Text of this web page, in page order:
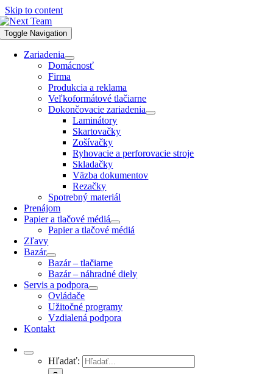
Skip to content
Toggle Navigation
Zariadenia
Domácnosť
Firma
Produkcia a reklama
Veľkoformátové tlačiarne
Dokončovacie zariadenia
Laminátory
Skartovačky
Zošívačky
Ryhovacie a perforovacie stroje
Skladačky
Väzba dokumentov
Rezačky
Spotrebný materiál
Prenájom
Papier a tlačové médiá
Papier a tlačové médiá
Zľavy
Bazár
Bazár – tlačiarne
Bazár – náhradné diely
Servis a podpora
Ovládače
Užitočné programy
Vzdialená podpora
Kontakt
Hľadať: